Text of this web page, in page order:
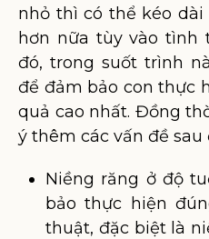
nhỏ thì có thể kéo
hơn nữa tùy vào tình
đó, trong suốt trình
để đảm bảo con thực
quả cao nhất. Đồng
ý thêm các vấn đề sau
Niềng răng ở độ
bảo thực hiện
thuật, đặc biệt là